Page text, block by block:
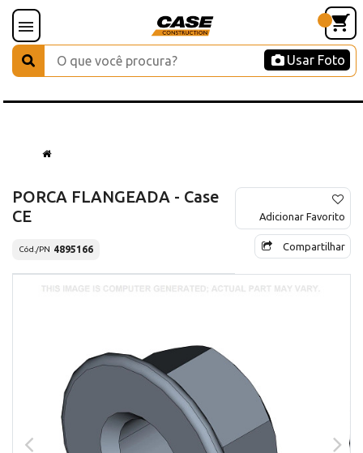
Usar Foto
PORCA FLANGEADA - Case
CE
Cód./PN 4895166
Adicionar Favorito
Compartilhar